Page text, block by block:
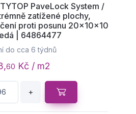
PaveLock System /
zatížené plochy,
proti posunu 20x10x10
| 64864477
do cca 6 týdnů
60 Kč / m2
+